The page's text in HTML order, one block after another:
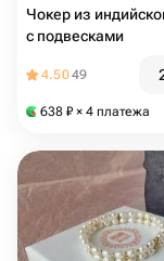
Чокер из
с подвесками
4.5049
638 ₽ × 4 платежа